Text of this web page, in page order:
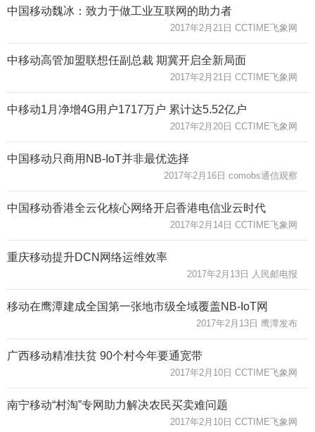
中国移动魏冰：致力于做工业互联网的助力者
2017年2月21日 CCTIME飞象网
中移动高管加盟联想任副总裁 期冀开启全新局面
2017年2月21日 CCTIME飞象网
中移动1月净增4G用户1717万户 累计达5.52亿户
2017年2月20日 CCTIME飞象网
中国移动只商用NB-IoT并非最优选择
2017年2月16日 comobs通信观察
中国移动香港全云化核心网络开启香港电信业云时代
2017年2月14日 CCTIME飞象网
重庆移动提升DCN网络运维效率
2017年2月13日 人民邮电报
移动在鹰潭建成全国第一张地市级全域覆盖NB-IoT网
2017年2月13日 鹰潭发布
广西移动精准扶贫 90个村今年要通宽带
2017年2月10日 CCTIME飞象网
南宁移动“村淘”专网助力解决农民买卖难问题
2017年2月10日 CCTIME飞象网